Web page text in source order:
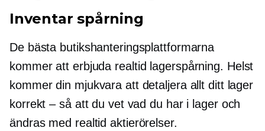
Inventar spårning
De bästa butikshanteringsplattformarna
kommer att erbjuda realtid lagerspårning. Helst
kommer din mjukvara att detaljera allt ditt lager
korrekt – så att du vet vad du har i lager och
ändras med realtid aktierörelser.